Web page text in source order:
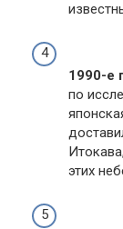
1990-е
по
этих